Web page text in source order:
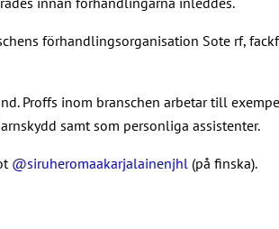
förhandlingsorganisation Sote rf,
Proffs inom branschen arbetar till
samt som personliga assistenter.
@siruheromaakarjalainenjhl (på finska).